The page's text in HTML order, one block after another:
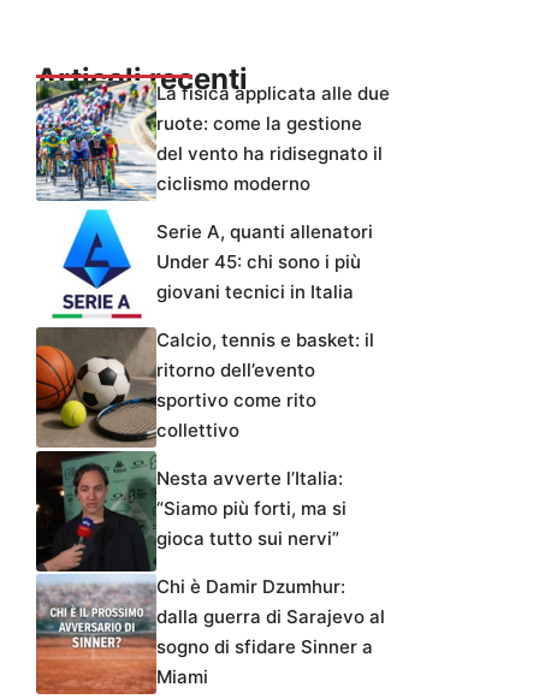
Articoli recentiLa fisica applicata alle due
ruote: come la gestione
del vento ha ridisegnato il
ciclismo moderno
Serie A, quanti allenatori
Under 45: chi sono i più
giovani tecnici in Italia
Calcio, tennis e basket: il
ritorno dell’evento
sportivo come rito
collettivo
Nesta avverte l’Italia:
“Siamo più forti, ma si
gioca tutto sui nervi”
Chi è Damir Dzumhur:
dalla guerra di Sarajevo al
sogno di sfidare Sinner a
Miami